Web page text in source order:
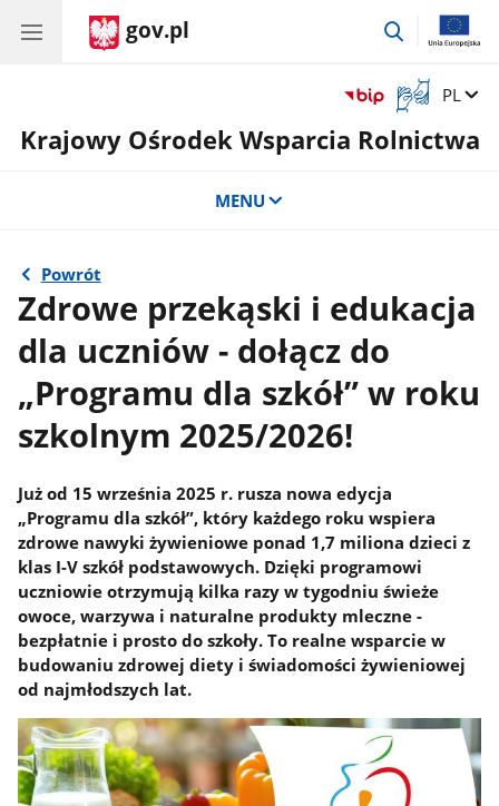
gov.pl
przejdź
Otwórz
okno
z
Zmień
PL
Krajowy Ośrodek Wsparcia Rolnictwa
MENU
Powrót
Zdrowe przekąski i edukacja
dla uczniów - dołącz do
„Programu dla szkół” w roku
szkolnym 2025/2026!
Już od 15 września 2025 r. rusza nowa edycja
„Programu dla szkół”, który każdego roku wspiera
zdrowe nawyki żywieniowe ponad 1,7 miliona dzieci z
klas I-V szkół podstawowych. Dzięki programowi
uczniowie otrzymują kilka razy w tygodniu świeże
owoce, warzywa i naturalne produkty mleczne -
bezpłatnie i prosto do szkoły. To realne wsparcie w
budowaniu zdrowej diety i świadomości żywieniowej
od najmłodszych lat.